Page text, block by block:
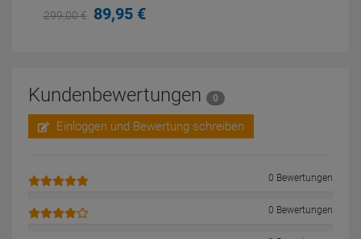
299,00€ 89,95 €
Kundenbewertungen 0
Einloggen und Bewertung schreiben
0 Bewertungen
0 Bewertungen